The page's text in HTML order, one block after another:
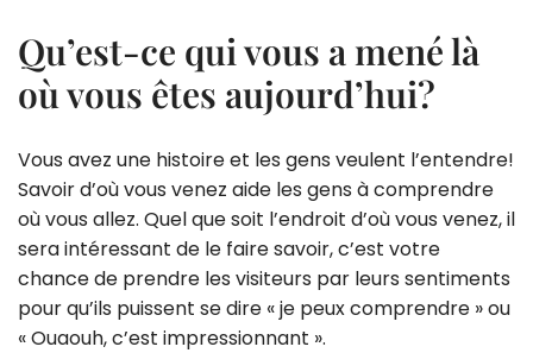
Qu’est-ce qui vous a mené là
où vous êtes aujourd’hui?
Vous avez une histoire et les gens veulent l’entendre!
Savoir d’où vous venez aide les gens à comprendre
où vous allez. Quel que soit l’endroit d’où vous venez, il
sera intéressant de le faire savoir, c’est votre
chance de prendre les visiteurs par leurs sentiments
pour qu’ils puissent se dire « je peux comprendre » ou
« Ouaouh, c’est impressionnant ».